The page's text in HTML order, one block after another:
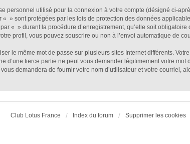
personnel utilisé pour la connexion à votre compte (désigné ci-
» sont protégées par les lois de protection des données
« » durant la procédure d’enregistrement, qu’elle soit
profil, vous pouvez souscrire ou non à l’envoi automatique de
le même mot de passe sur plusieurs sites Internet différents.
tierce partie ne peut vous demander légitimement votre mot
demandera de fournir votre nom d’utilisateur et votre courriel,
Club Lotus France Index du forum Supprimer les cookies